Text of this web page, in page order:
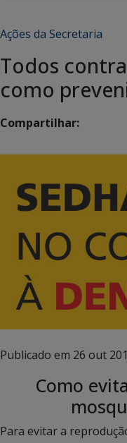
Ações da Secretaria
Todos
como
Compartilhar:
Publicado em 26 out
Como
Para evitar a